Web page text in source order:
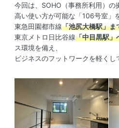
今回は、SOHO（事務所利用）の
高い使い方が可能な「106号室」
東急田園都市線「池尻大橋駅」ま
東京メトロ日比谷線「中目黒駅」
ス環境を備え、
ビジネスのフットワークを軽くし